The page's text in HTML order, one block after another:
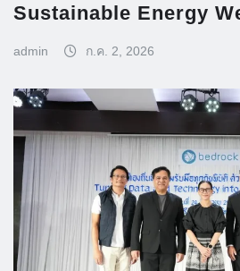
Sustainable Energy
admin ก.ค. 2, 2026